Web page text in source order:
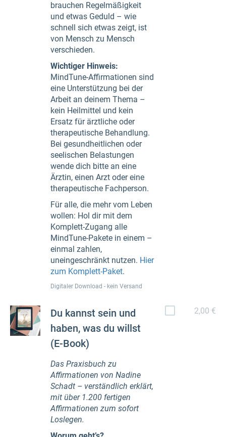
brauchen Regelmäßigkeit
und etwas Geduld – wie
schnell sich etwas zeigt, ist
von Mensch zu Mensch
verschieden.
Wichtiger Hinweis:
MindTune-Affirmationen sind
eine Unterstützung bei der
Arbeit an deinem Thema –
kein Heilmittel und kein
Ersatz für ärztliche oder
therapeutische Behandlung.
Bei gesundheitlichen oder
seelischen Belastungen
wende dich bitte an eine
Ärztin, einen Arzt oder eine
therapeutische Fachperson.
Für alle, die mehr vom Leben
wollen: Hol dir mit dem
Komplett-Zugang alle
MindTune-Pakete in einem –
einmal zahlen,
uneingeschränkt nutzen. Hier
zum Komplett-Paket.
Digitaler Download - kein Versand
Du kannst sein und
haben, was du willst
(E-Book)
Das Praxisbuch zu
Affirmationen von Nadine
Schadt – verständlich erklärt,
mit über 1.200 fertigen
Affirmationen zum sofort
Loslegen.
2,00 €